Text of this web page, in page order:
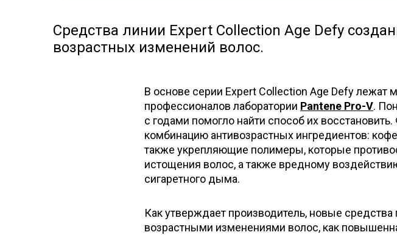
Средства линии Expert Collection Age Defy
возрастных изменений волос.
В основе серии Expert Collection Age Defy лежат
профессионалов лаборатории Pantene Pro-V.
с годами помогло найти способ их
комбинацию антивозрастных ингредиентов:
также укрепляющие полимеры, которые
истощения волос, а также вредному
сигаретного дыма.
Как утверждает производитель, новые средства
возрастными изменениями волос, как